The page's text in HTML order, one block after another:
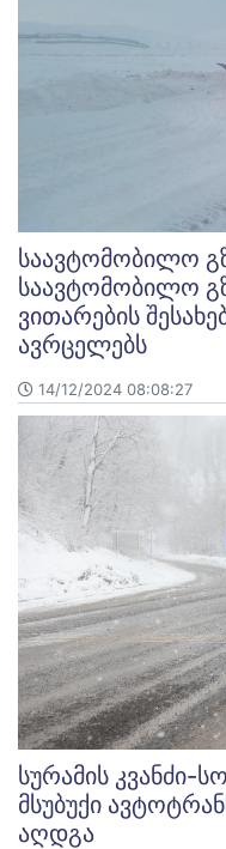
საავტომობილო
საავტომობილო
ვითარების
ავრცელებს
14/12/2024 08:08:27
სურამის კვანძი-
მსუბუქი
აღდგა